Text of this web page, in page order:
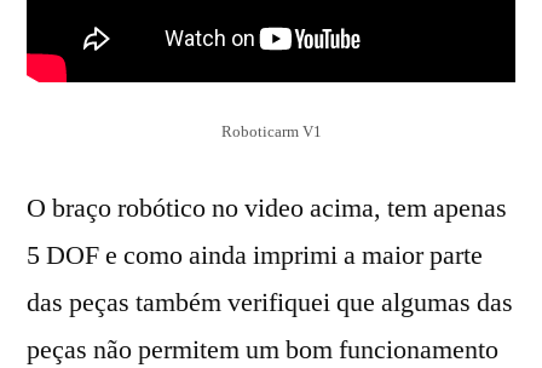
Roboticarm V1
O braço robótico no video acima, tem apenas
5 DOF e como ainda imprimi a maior parte
das peças também verifiquei que algumas das
peças não permitem um bom funcionamento